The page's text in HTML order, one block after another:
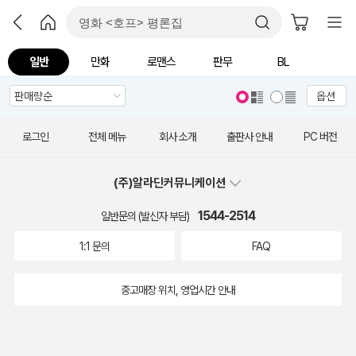
일반 만화 로맨스 판무 BL
옵션
로그인 전체 메뉴 회사 소개 출판사 안내 PC 버전
(주)알라딘커뮤니케이션
일반문의 (발신자 부담) 1544-2514
1:1 문의 FAQ
중고매장 위치, 영업시간 안내